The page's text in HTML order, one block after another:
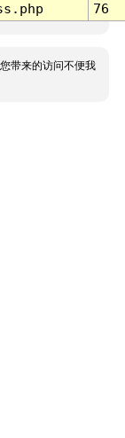
76
带来的访问不便我